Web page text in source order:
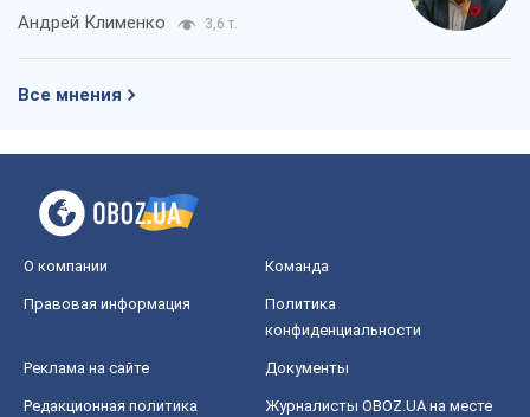
Андрей Клименко 3,6 т.
Все мнения
О компании Команда
Правовая информация
Политика
конфиденциальности
Реклама на сайте Документы
Редакционная политика
Журналисты OBOZ.UA на месте